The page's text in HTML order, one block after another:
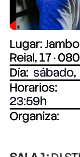
Lugar:
Reial, 17 ·
Día: sábado,
Horarios:
23:59
Organiza: